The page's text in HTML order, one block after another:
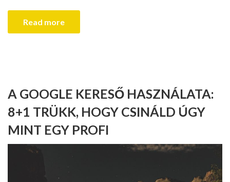
Read more
A GOOGLE KERESŐ HASZNÁLATA:
8+1 TRÜKK, HOGY CSINÁLD ÚGY
MINT EGY PROFI